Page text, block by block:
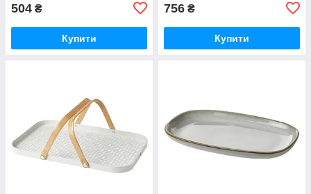
504 ₴
Купити
756 ₴
Купити